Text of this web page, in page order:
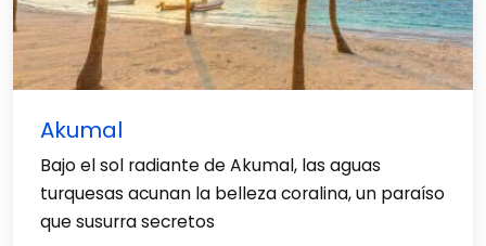
Akumal
Bajo el sol radiante de Akumal, las aguas
turquesas acunan la belleza coralina, un paraíso
que susurra secretos